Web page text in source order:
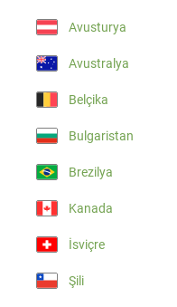
Avusturya
Avustralya
Belçika
Bulgaristan
Brezilya
Kanada
İsviçre
Şili